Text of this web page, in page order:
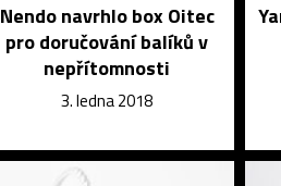
Nendo navrhlo box Oitec
pro doručování balíků v
nepřítomnosti
3. ledna 2018